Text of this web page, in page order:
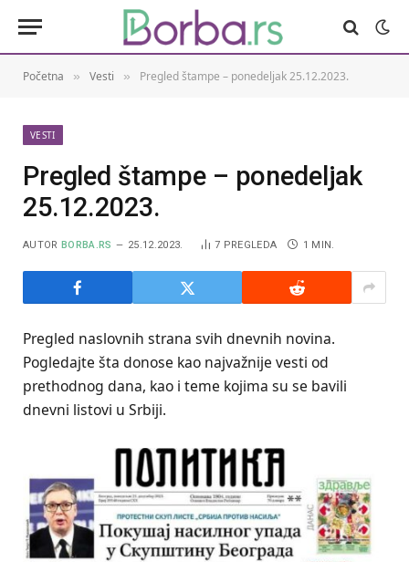
Početna » Vesti » Pregled štampe – ponedeljak 25.12.2023.
VESTI
Pregled štampe – ponedeljak
25.12.2023.
AUTOR BORBA.RS 25.12.2023. 7 PREGLEDA 1 MIN.
Pregled naslovnih strana svih dnevnih novina.
Pogledajte šta donose kao najvažnije vesti od
prethodnog dana, kao i teme kojima su se bavili
dnevni listovi u Srbiji.